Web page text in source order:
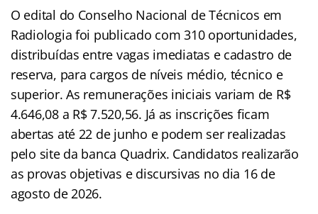
O edital do Conselho Nacional de Técnicos em
Radiologia foi publicado com 310 oportunidades,
distribuídas entre vagas imediatas e cadastro de
reserva, para cargos de níveis médio, técnico e
superior. As remunerações iniciais variam de R$
4.646,08 a R$ 7.520,56. Já as inscrições ficam
abertas até 22 de junho e podem ser realizadas
pelo site da banca Quadrix. Candidatos realizarão
as provas objetivas e discursivas no dia 16 de
agosto de 2026.